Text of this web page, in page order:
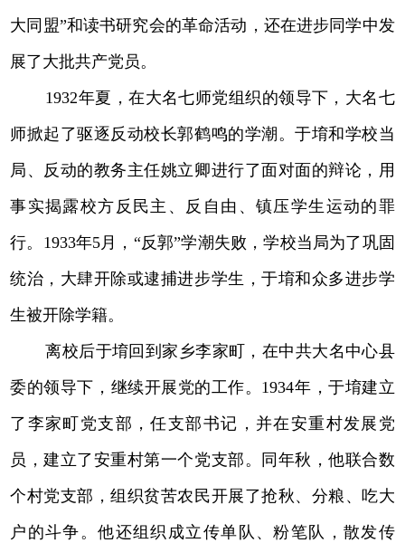
大同盟”和读书研究会的革命活动，还在进步同学中发
展了大批共产党员。
1932年夏，在大名七师党组织的领导下，大名七
师掀起了驱逐反动校长郭鹤鸣的学潮。于堉和学校当
局、反动的教务主任姚立卿进行了面对面的辩论，用
事实揭露校方反民主、反自由、镇压学生运动的罪
行。1933年5月，“反郭”学潮失败，学校当局为了巩固
统治，大肆开除或逮捕进步学生，于堉和众多进步学
生被开除学籍。
离校后于堉回到家乡李家町，在中共大名中心县
委的领导下，继续开展党的工作。1934年，于堉建立
了李家町党支部，任支部书记，并在安重村发展党
员，建立了安重村第一个党支部。同年秋，他联合数
个村党支部，组织贫苦农民开展了抢秋、分粮、吃大
户的斗争。他还组织成立传单队、粉笔队，散发传